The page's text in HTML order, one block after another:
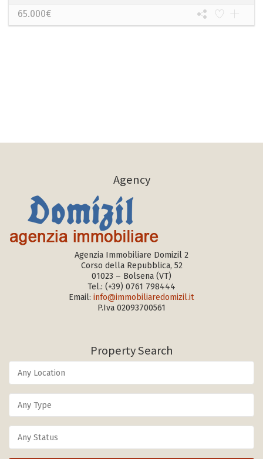
65.000€
Agency
Agenzia Immobiliare Domizil 2
Corso della Repubblica, 52
01023 – Bolsena (VT)
Tel.: (+39) 0761 798444
Email: info@immobiliaredomizil.it
P.Iva 02093700561
Property Search